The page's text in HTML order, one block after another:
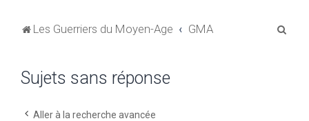
Les Guerriers du Moyen-Age GMA
Sujets sans réponse
Aller à la recherche avancée